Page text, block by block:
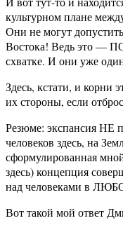
культурном плане
Они не могут
Востока! Ведь это —
схватке. И они уже
Здесь, кстати, и корни
их стороны, если
Резюме: экспансия НЕ
человеков здесь, на
сформулированная
здесь) концепция
над человеками в
Вот такой мой ответ